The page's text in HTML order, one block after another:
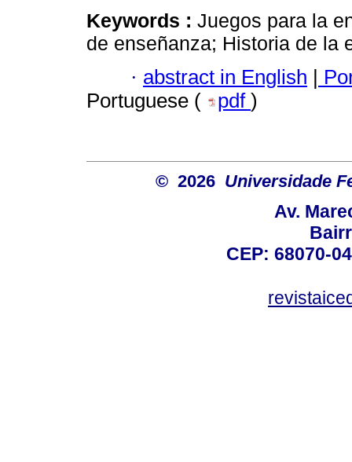
Keywords : Juegos para la
de enseñanza; Historia de la
· abstract in English |
Portuguese (
pdf )
© 2026 Universidade
Av.
CEP: 68070-